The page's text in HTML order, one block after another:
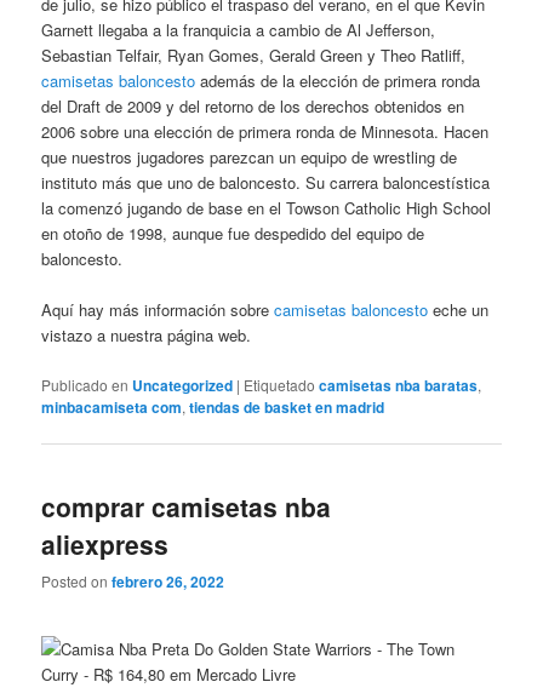
Garnett llegaba a la franquicia a cambio de Al Jefferson,
Sebastian Telfair, Ryan Gomes, Gerald Green y Theo Ratliff,
camisetas baloncesto además de la elección de primera ronda
del Draft de 2009 y del retorno de los derechos obtenidos en
2006 sobre una elección de primera ronda de Minnesota. Hacen
que nuestros jugadores parezcan un equipo de wrestling de
instituto más que uno de baloncesto. Su carrera baloncestística
la comenzó jugando de base en el Towson Catholic High School
en otoño de 1998, aunque fue despedido del equipo de
baloncesto.
Aquí hay más información sobrecamisetas baloncesto eche un
vistazo a nuestra página web.
Publicado en Uncategorized | Etiquetado camisetas nba baratas,
minbacamiseta com,tiendas de basket en madrid
comprar camisetas nba
aliexpress
Posted onfebrero 26, 2022